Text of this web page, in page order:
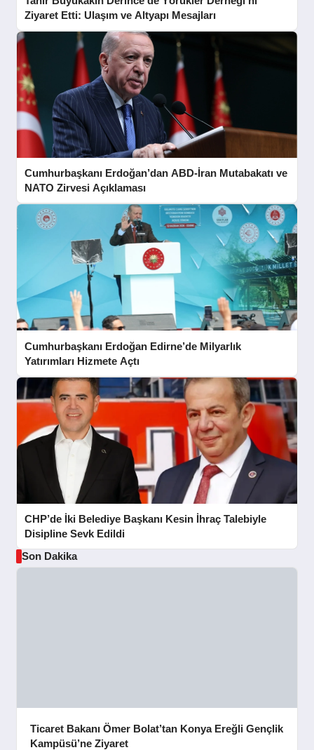
Ziyaret Etti: Ulaşım ve Altyapı Mesajları
Cumhurbaşkanı Erdoğan’dan ABD-İran Mutabakatı ve
NATO Zirvesi Açıklaması
Cumhurbaşkanı Erdoğan Edirne’de Milyarlık
Yatırımları Hizmete Açtı
CHP’de İki Belediye Başkanı Kesin İhraç Talebiyle
Disipline Sevk Edildi
Son Dakika
Ticaret Bakanı Ömer Bolat’tan Konya Ereğli Gençlik
Kampüsü’ne Ziyaret